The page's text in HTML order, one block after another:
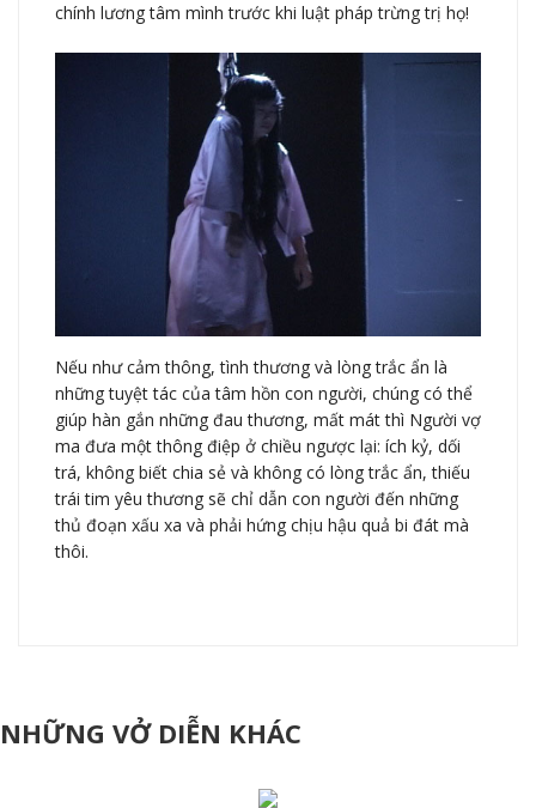
chính lương tâm mình trước khi luật pháp trừng trị họ!
Nếu như cảm thông, tình thương và lòng trắc ẩn là
những tuyệt tác của tâm hồn con người, chúng có thể
giúp hàn gắn những đau thương, mất mát thì Người vợ
ma đưa một thông điệp ở chiều ngược lại: ích kỷ, dối
trá, không biết chia sẻ và không có lòng trắc ẩn, thiếu
trái tim yêu thương sẽ chỉ dẫn con người đến những
thủ đoạn xấu xa và phải hứng chịu hậu quả bi đát mà
thôi.
NHỮNG VỞ DIỄN KHÁC